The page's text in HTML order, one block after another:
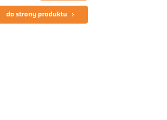
do strony produktu